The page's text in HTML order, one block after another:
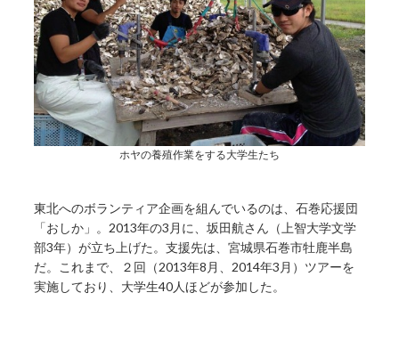
ホヤの養殖作業をする大学生たち
東北へのボランティア企画を組んでいるのは、石巻応援団
「おしか」。2013年の3月に、坂田航さん（上智大学文学
部3年）が立ち上げた。支援先は、宮城県石巻市牡鹿半島
だ。これまで、２回（2013年8月、2014年3月）ツアーを
実施しており、大学生40人ほどが参加した。